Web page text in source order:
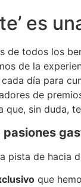
es
de todos los
de la
día para
de
sin duda,
pasiones
pista de hacia
que